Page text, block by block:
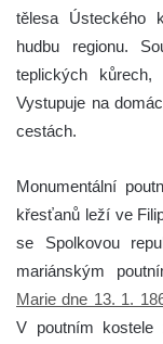
tělesa Ústeckého
hudbu regionu.
teplických
Vystupuje na
cestách.
Monumentální
křesťanů leží ve
se Spolkovou
mariánským
Marie dne 13. 1.
V poutním